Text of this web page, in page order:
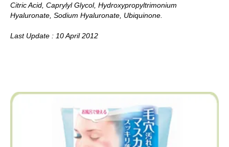
Citric Acid, Caprylyl Glycol, Hydroxypropyltrimonium
Hyaluronate, Sodium Hyaluronate, Ubiquinone.
Last Update : 10 April 2012